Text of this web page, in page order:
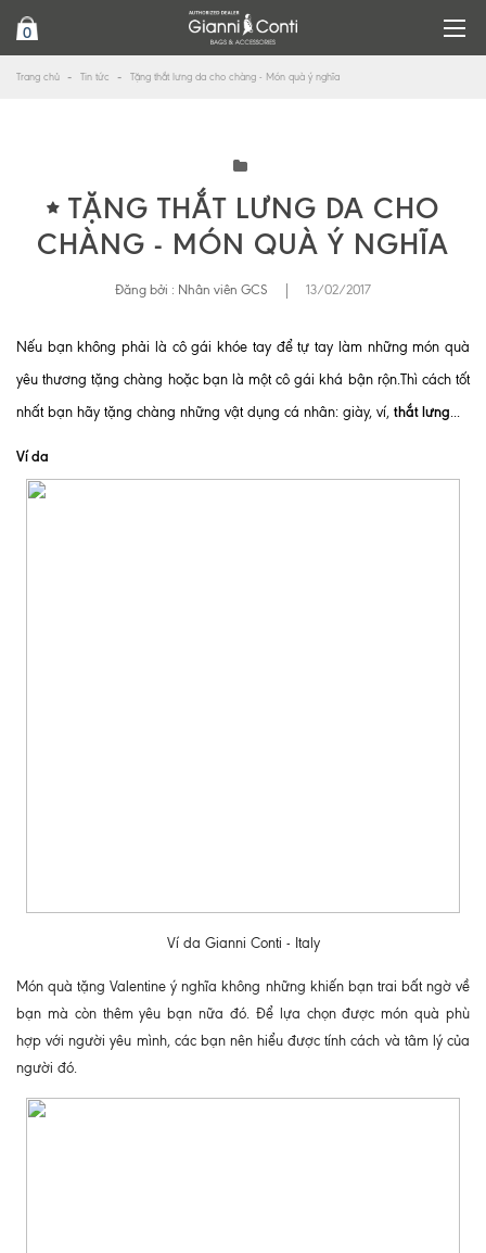
0
Trang chủ Tin tức Tặng thắt lưng da cho chàng - Món quà ý nghĩa
TẶNG THẮT LƯNG DA CHO
CHÀNG - MÓN QUÀ Ý NGHĨA
Đăng bởi : Nhân viên GCS 13/02/2017
Nếu bạn không phải là cô gái khóe tay để tự tay làm những món quà
yêu thương tặng chàng hoặc bạn là một cô gái khá bận rộn.Thì cách tốt
nhất bạn hãy tặng chàng những vật dụng cá nhân: giày, ví, thắt lưng
Ví da
Ví da Gianni Conti - Italy
Món quà tặng Valentine ý nghĩa không những khiến bạn trai bất ngờ về
bạn mà còn thêm yêu bạn nữa đó. Để lựa chọn được món quà phù
hợp với người yêu mình, các bạn nên hiểu được tính cách và tâm lý của
người đó.